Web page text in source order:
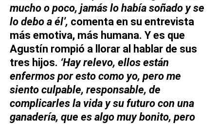
mucho o poco, jamás lo había soñado y se
lo debo a él’, comenta en su entrevista
más emotiva, más humana. Y es que
Agustín rompió a llorar al hablar de sus
tres hijos. ‘Hayrelevo, ellos están
enfermos por esto como yo, pero me
siento culpable, responsable, de
complicarles la vida y su futuro con una
ganadería, que es algo muybonito, pero